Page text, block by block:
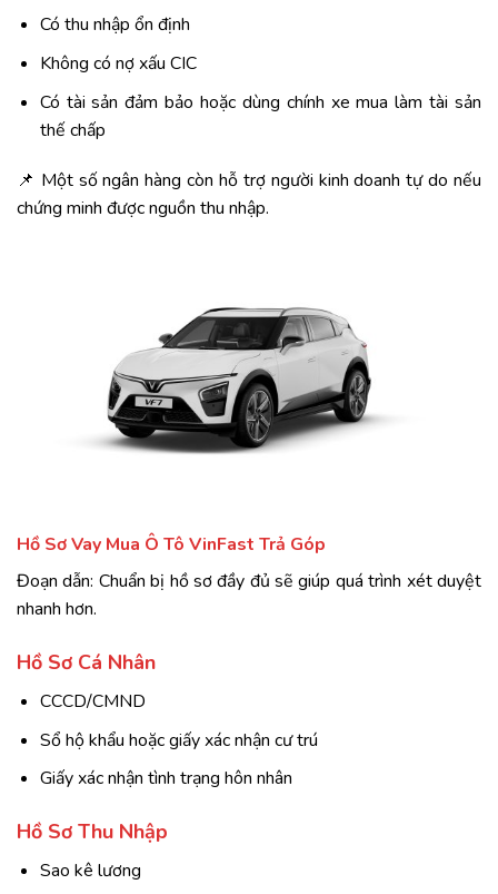
Có thu nhập ổn định
Không có nợ xấu CIC
Có tài sản đảm bảo hoặc dùng chính xe mua làm tài sản
thế chấp
📌 Một số ngân hàng còn hỗ trợ người kinh doanh tự do nếu
chứng minh được nguồn thu nhập.
Hồ Sơ Vay Mua Ô Tô VinFast Trả Góp
Đoạn dẫn: Chuẩn bị hồ sơ đầy đủ sẽ giúp quá trình xét duyệt
nhanh hơn.
Hồ Sơ Cá Nhân
CCCD/CMND
Sổ hộ khẩu hoặc giấy xác nhận cư trú
Giấy xác nhận tình trạng hôn nhân
Hồ Sơ Thu Nhập
Sao kê lương